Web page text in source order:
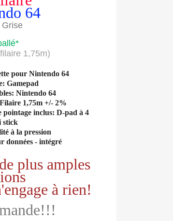
64
Grise
1,75m)
pour Nintendo 64
Gamepad
Nintendo 64
1,75m +/- 2%
pointage inclus: D-pad à 4
stick
à la pression
données - intégré
plus amples
à rien!